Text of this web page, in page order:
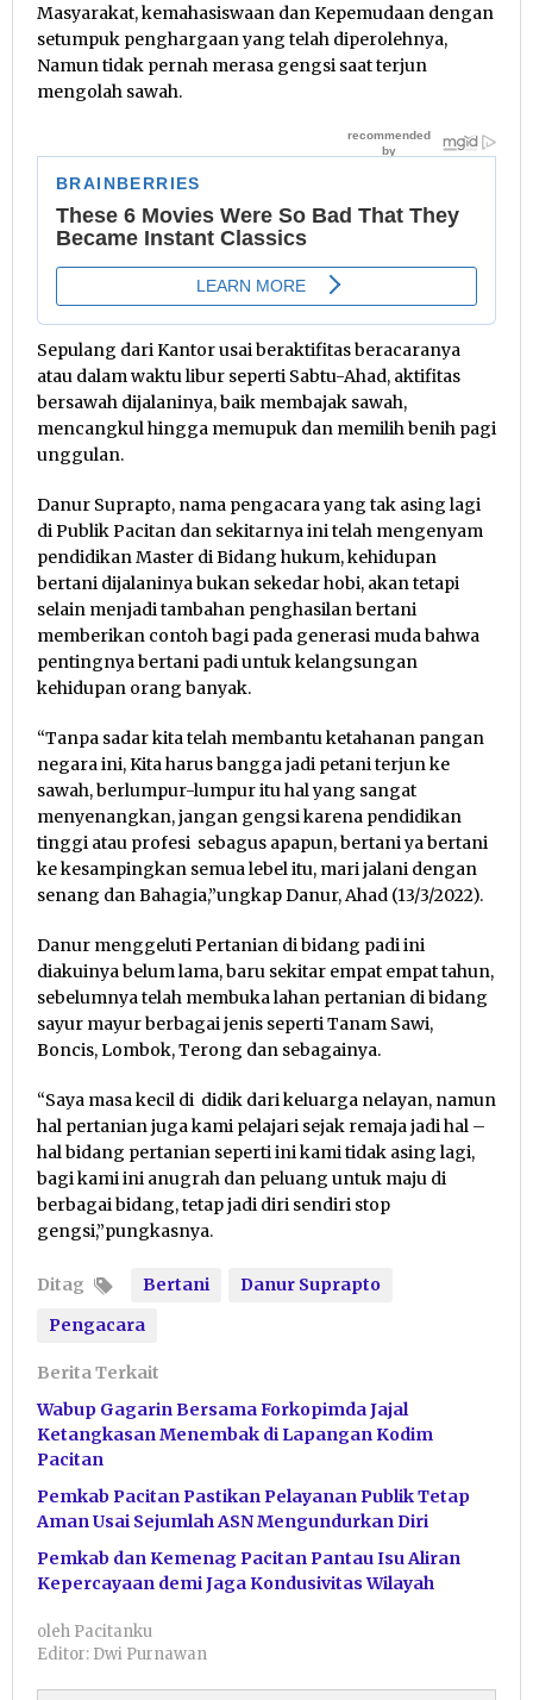
Masyarakat, kemahasiswaan dan Kepemudaan dengan
setumpuk penghargaan yang telah diperolehnya,
Namun tidak pernah merasa gengsi saat terjun
mengolah sawah.
Sepulang dari Kantor usai beraktifitas beracaranya
atau dalam waktu libur seperti Sabtu-Ahad, aktifitas
bersawah dijalaninya, baik membajak sawah,
mencangkul hingga memupuk dan memilih benih pagi
unggulan.
Danur Suprapto, nama pengacara yang tak asing lagi
di Publik Pacitan dan sekitarnya ini telah mengenyam
pendidikan Master di Bidang hukum, kehidupan
bertani dijalaninya bukan sekedar hobi, akan tetapi
selain menjadi tambahan penghasilan bertani
memberikan contoh bagi pada generasi muda bahwa
pentingnya bertani padi untuk kelangsungan
kehidupan orang banyak.
“Tanpa sadar kita telah membantu ketahanan pangan
negara ini, Kita harus bangga jadi petani terjun ke
sawah, berlumpur-lumpur itu hal yang sangat
menyenangkan, jangan gengsi karena pendidikan
tinggi atau profesi sebagus apapun, bertani ya bertani
ke kesampingkan semua lebel itu, mari jalani dengan
senang dan Bahagia,”ungkap Danur, Ahad (13/3/2022).
Danur menggeluti Pertanian di bidang padi ini
diakuinya belum lama, baru sekitar empat empat tahun,
sebelumnya telah membuka lahan pertanian di bidang
sayur mayur berbagai jenis seperti Tanam Sawi,
Boncis, Lombok, Terong dan sebagainya.
“Saya masa kecil di didik dari keluarga nelayan, namun
hal pertanian juga kami pelajari sejak remaja jadi hal –
hal bidang pertanian seperti ini kami tidak asing lagi,
bagi kami ini anugrah dan peluang untuk maju di
berbagai bidang, tetap jadi diri sendiri stop
gengsi,”pungkasnya.
Ditag Bertani
Danur Suprapto
Pengacara
Berita Terkait
Wabup Gagarin Bersama Forkopimda Jajal
Ketangkasan Menembak di Lapangan Kodim
Pacitan
Pemkab Pacitan Pastikan Pelayanan Publik Tetap
Aman Usai Sejumlah ASN Mengundurkan Diri
Pemkab dan Kemenag Pacitan Pantau Isu Aliran
Kepercayaan demi Jaga Kondusivitas Wilayah
oleh Pacitanku
Editor: Dwi Purnawan